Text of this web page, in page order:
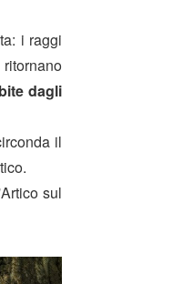
i raggi
dagli
il
sul